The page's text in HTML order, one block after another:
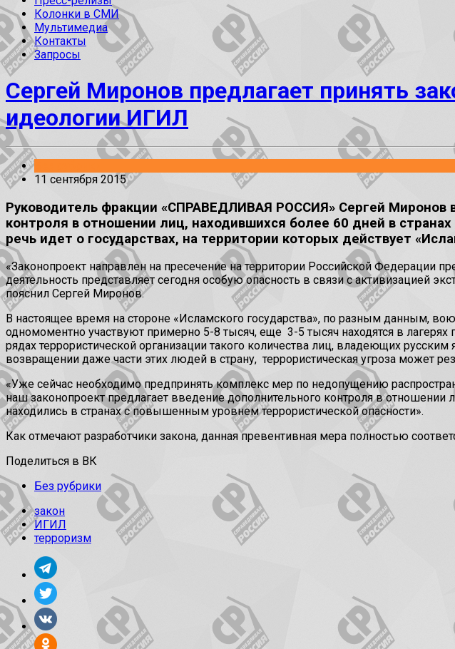
Колонки в СМИ
Мультимедиа
Контакты
Запросы
Сергей Миронов предлагает принять
идеологии ИГИЛ
11 сентября 2015
Руководитель фракции «СПРАВЕДЛИВАЯ РОССИЯ» Сергей Миронов
контроля в отношении лиц, находившихся более 60 дней в
речь идет о государствах, на территории которых действует
«Законопроект направлен на пресечение на территории Российской Федерации
деятельность представляет сегодня особую опасность в связи с активизацией
пояснил Сергей Миронов.
В настоящее время на стороне «Исламского государства», по разным данным,
одномоментно участвуют примерно 5-8 тысяч, еще 3-5 тысяч находятся в
рядах террористической организации такого количества лиц, владеющих
возвращении даже части этих людей в страну, террористическая угроза может
«Уже сейчас необходимо предпринять комплекс мер по недопущению
наш законопроект предлагает введение дополнительного контроля в
находились в странах с повышенным уровнем террористической опасности».
Как отмечают разработчики закона, данная превентивная мера полностью
Поделиться в ВК
Без рубрики
закон
ИГИЛ
терроризм